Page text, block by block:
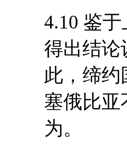
4.10 鉴
得出结论
此，缔
塞俄比亚
为。